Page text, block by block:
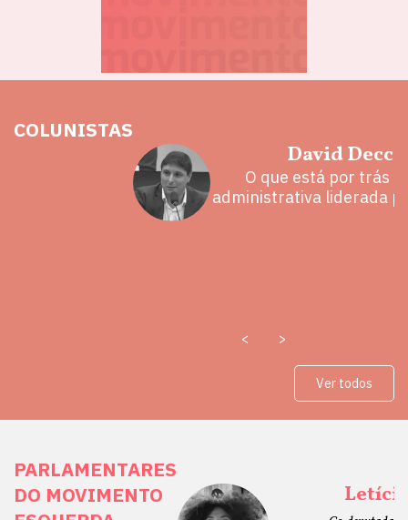
COLUNISTAS
David
O que está por trás
administrativa liderada
< >
Ver todos
PARLAMENTARES
DO MOVIMENTO
Direitos